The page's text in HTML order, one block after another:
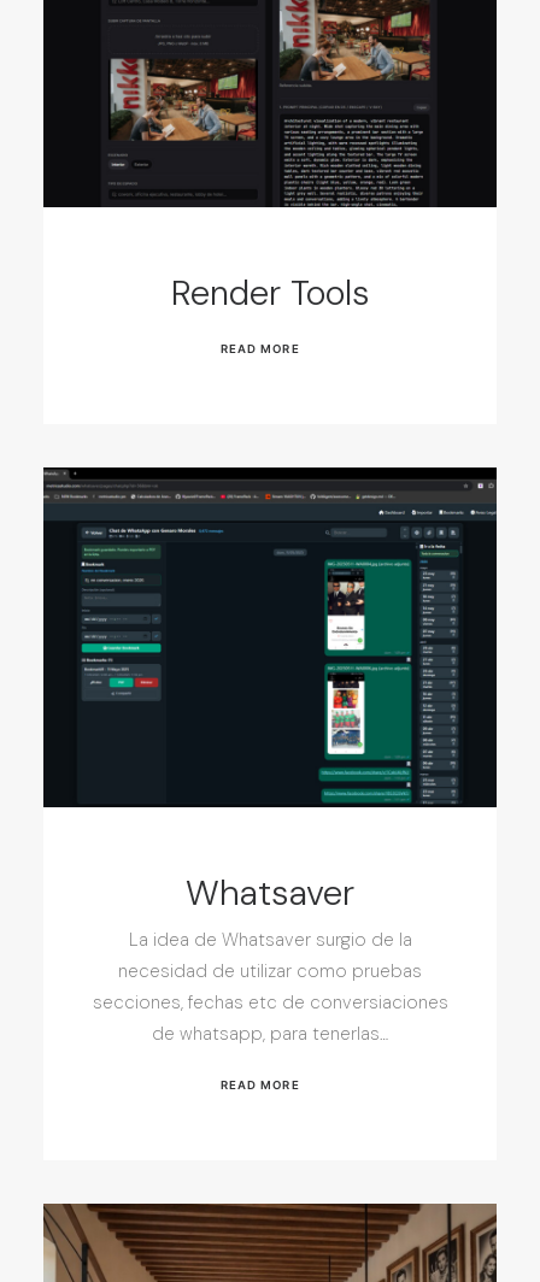
Render Tools
READ MORE
Whatsaver
La idea de Whatsaver surgio de la
necesidad de utilizar como pruebas
secciones, fechas etc de conversiaciones
de whatsapp, para tenerlas…
READ MORE